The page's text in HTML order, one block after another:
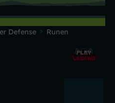
Defense
Runen